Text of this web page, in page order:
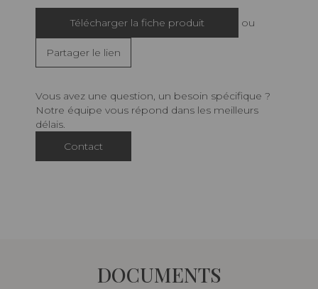
Télécharger la fiche produit ou
Partager le lien
Vous avez une question, un besoin spécifique ?
Notre équipe vous répond dans les meilleurs
délais.
Contact
DOCUMENTS